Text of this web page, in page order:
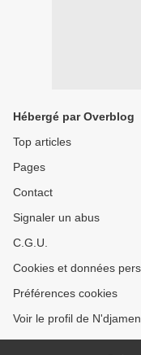
Hébergé par Overblog
Top articles
Pages
Contact
Signaler un abus
C.G.U.
Cookies et données
Préférences cookies
Voir le profil de